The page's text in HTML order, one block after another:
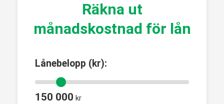
Räkna ut
månadskostnad för lån
Lånebelopp (kr):
150 000 kr